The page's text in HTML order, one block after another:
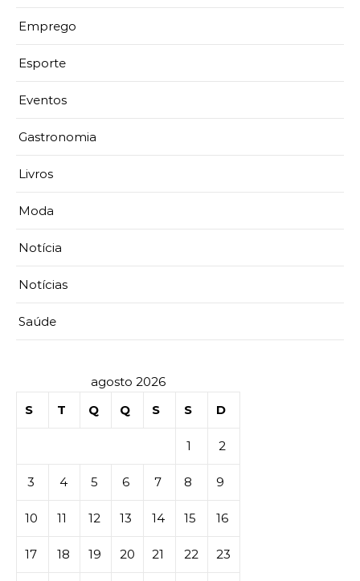
Emprego
Esporte
Eventos
Gastronomia
Livros
Moda
Notícia
Notícias
Saúde
agosto 2026
S
T Q Q S S D
1 2
3 4 5 6 7 8 9
10 11 12 13 14 15 16
17 18 19 20 21 22 23